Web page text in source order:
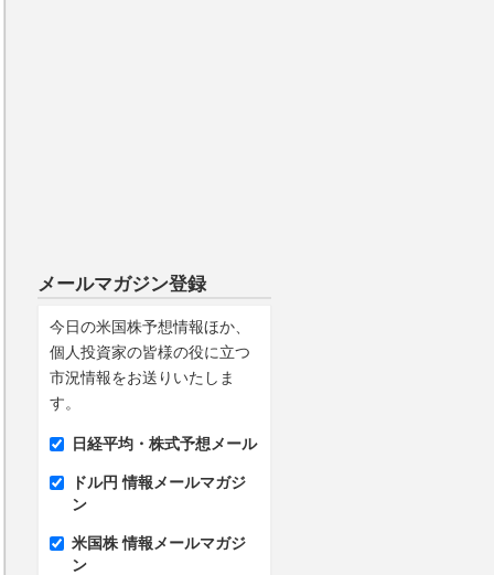
メールマガジン登録
今日の米国株予想情報ほか、
個人投資家の皆様の役に立つ
市況情報をお送りいたしま
す。
日経平均・株式予想メール
ドル円 情報メールマガジ
ン
米国株 情報メールマガジ
ン